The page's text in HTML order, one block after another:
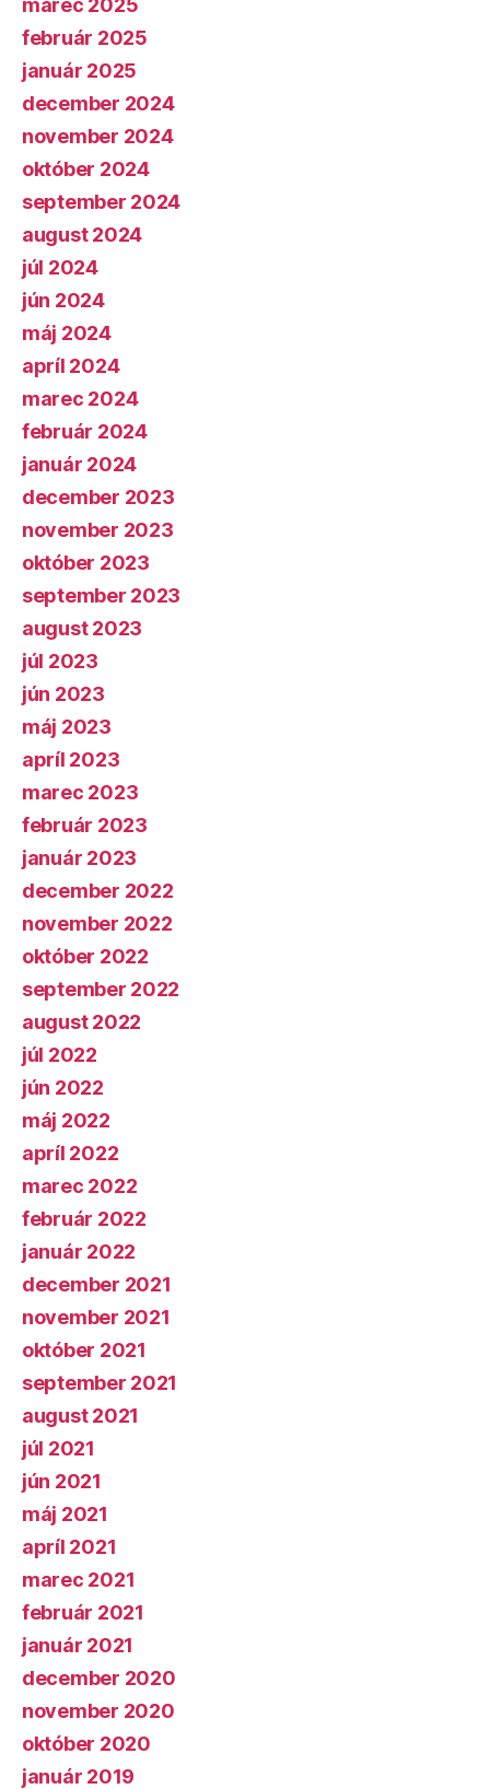
marec 2025
február 2025
január 2025
december 2024
november 2024
október 2024
september 2024
august 2024
júl 2024
jún 2024
máj 2024
apríl 2024
marec 2024
február 2024
január 2024
december 2023
november 2023
október 2023
september 2023
august 2023
júl 2023
jún 2023
máj 2023
apríl 2023
marec 2023
február 2023
január 2023
december 2022
november 2022
október 2022
september 2022
august 2022
júl 2022
jún 2022
máj 2022
apríl 2022
marec 2022
február 2022
január 2022
december 2021
november 2021
október 2021
september 2021
august 2021
júl 2021
jún 2021
máj 2021
apríl 2021
marec 2021
február 2021
január 2021
december 2020
november 2020
október 2020
január 2019